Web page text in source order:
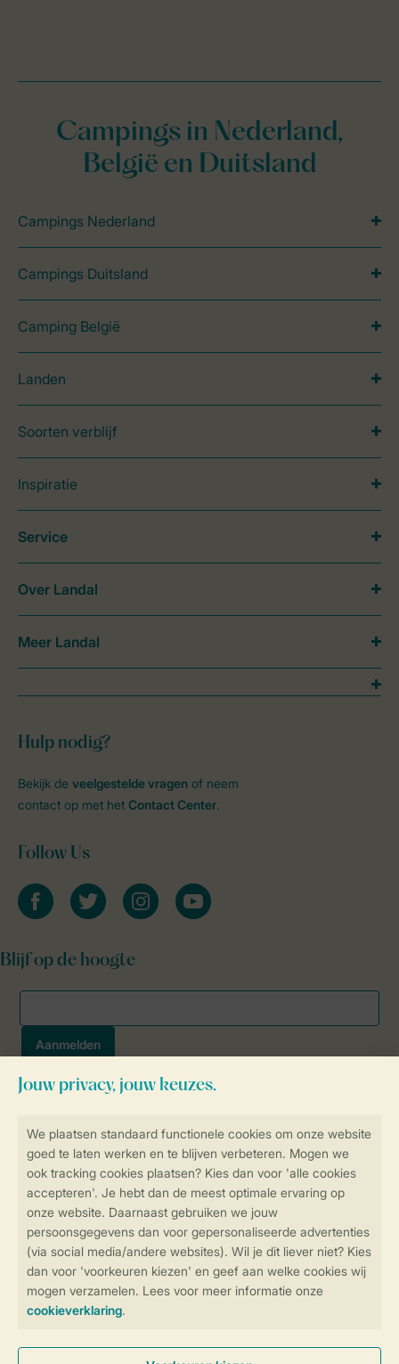
Controle over jouw gegevens &
privacy
SSL certificaat
Veilige gegevensoverdracht
Veilige betaling
Campings in Nederland,
België en Duitsland
Campings Nederland
Campings Duitsland
Camping België
Landen
Soorten verblijf
Inspiratie
Hulp nodig?
Bekijk de veelgestelde vragen of neem
contact op met het Contact Center.
Follow Us
facebooktwitter instagramyoutube
Blijf op de hoogte
Service
Over Landal
Meer Landal